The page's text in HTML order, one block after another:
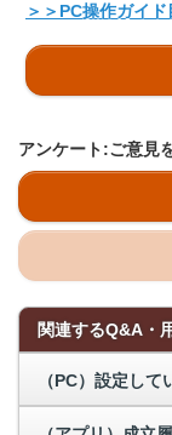
＞＞PC操作ガイ
アンケート:ご意見
関連するQ&A・
（PC）設定し